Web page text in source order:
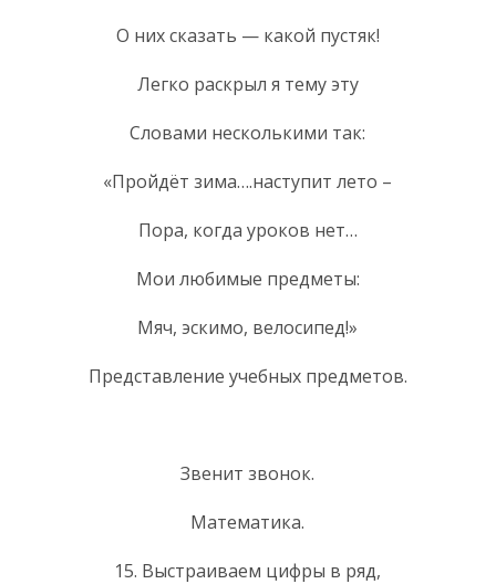
О них сказать — какой пустяк!
Легко раскрыл я тему эту
Словами несколькими так:
«Пройдёт зима….наступит лето –
Пора, когда уроков нет…
Мои любимые предметы:
Мяч, эскимо, велосипед!»
Представление учебных предметов.
Звенит звонок.
Математика.
15. Выстраиваем цифры в ряд,